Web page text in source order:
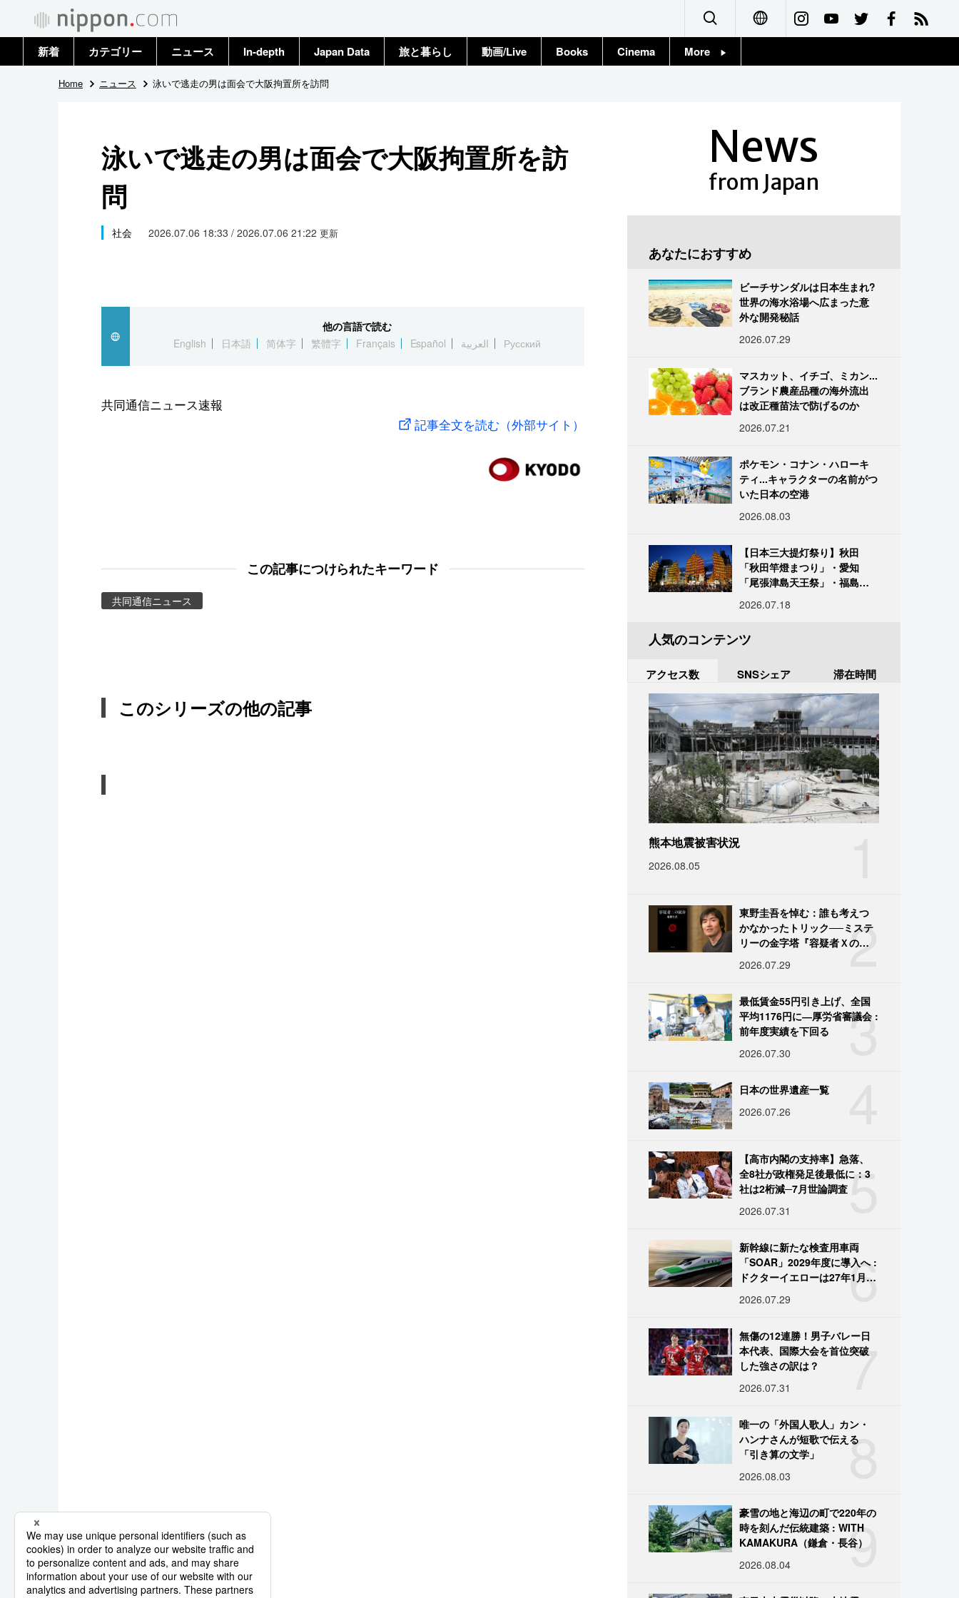
Français
新着 カテゴリー
政治・外交
国際
社会
文化
スポーツ・東京2020
ニュース
トップ
In-depth Japan Data 旅と暮らし 動画/Live Books Cinema More
Home ニュース 泳いで逃走の男は面会で大阪拘置所を訪問
泳いで逃走の男は面会で大阪拘置所を訪
問
社会 2026.07.06 18:33 / 2026.07.06 21:22 更新
他の言語で読む
English
日本語 简体字 繁體字 Français Español العربية Русский
共同通信ニュース速報
記事全文を読む（外部サイト）
この記事につけられたキーワード
共同通信ニュース
このシリーズの他の記事
News
from Japan
あなたにおすすめ
ビーチサンダルは日本生まれ?
世界の海水浴場へ広まった意
外な開発秘話
2026.07.29
マスカット、イチゴ、ミカン...
ブランド農産品種の海外流出
は改正種苗法で防げるのか
2026.07.21
ポケモン・コナン・ハローキ
ティ...キャラクターの名前がつ
いた日本の空港
2026.08.03
【日本三大提灯祭り】秋田
「秋田竿燈まつり」・愛知
「尾張津島天王祭」・福島
だしい灯火が夜空を照らす光
2026.07.18
人気のコンテンツ
アクセス数 SNSシェア 滞在時間
熊本地震被害状況
2026.08.05
2
東野圭吾を悼む：誰も考えつ
かなかったトリック──ミステ
リーの金字塔『容疑者Ｘの献
2026.07.29
3
最低賃金55円引き上げ、全国
平均1176円に―厚労省審議会 :
前年度実績を下回る
2026.07.30
日本の世界遺産一覧
2026.07.26
5
【高市内閣の支持率】急落、
全8社が政権発足後最低に：3
社は2桁減─7月世論調査
2026.07.31
6
新幹線に新たな検査用車両
「SOAR」2029年度に導入へ :
ドクターイエローは27年1月に
2026.07.29
7
無傷の12連勝！男子バレー日
本代表、国際大会を首位突破
した強さの訳は？
2026.07.31
8
唯一の「外国人歌人」カン・
ハンナさんが短歌で伝える
「引き算の文学」
2026.08.03
9
豪雪の地と海辺の町で220年の
時を刻んだ伝統建築 : WITH
KAMAKURA（鎌倉・長谷）
2026.08.04